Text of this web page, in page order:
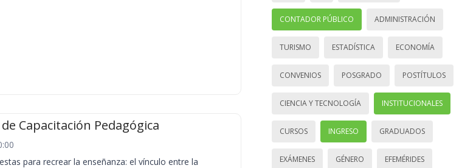
Capacitación Pedagógica
para recrear la enseñanza: el vínculo entre la
CONTADOR PÚBLICO ADMINISTRACIÓN
TURISMO ESTADÍSTICA ECONOMÍA
CONVENIOS POSGRADO POSTÍTULOS
CIENCIA Y TECNOLOGÍA INSTITUCIONALES
CURSOS INGRESO GRADUADOS
EXÁMENES GÉNERO EFEMÉRIDES